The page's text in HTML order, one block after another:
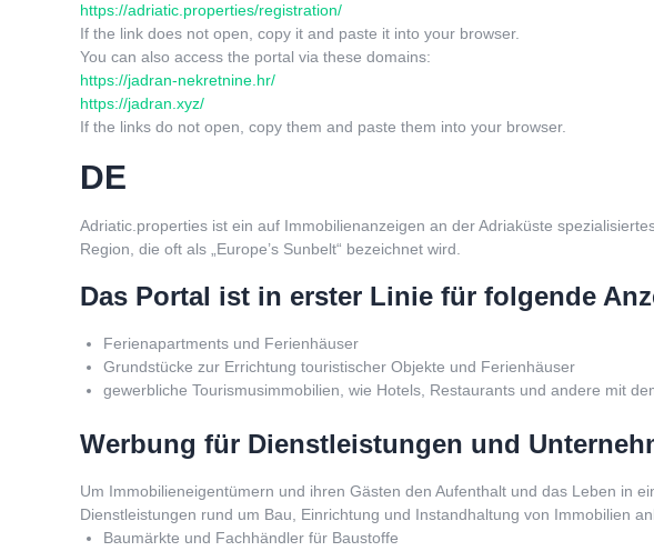
https://adriatic.properties/registration/
If the link does not open, copy it and paste it into your browser.
You can also access the portal via these domains:
https://jadran-nekretnine.hr/
https://jadran.xyz/
If the links do not open, copy them and paste them into your browser.
DE
Adriatic.properties ist ein auf Immobilienanzeigen an der Adriaküste
Region, die oft als „Europe’s Sunbelt“ bezeichnet wird.
Das Portal ist in erster Linie für folgende
Ferienapartments und Ferienhäuser
Grundstücke zur Errichtung touristischer Objekte und Ferienhäuser
gewerbliche Tourismusimmobilien, wie Hotels, Restaurants und andere mit
Werbung für Dienstleistungen und
Um Immobilieneigentümern und ihren Gästen den Aufenthalt und das Leben in
Dienstleistungen rund um Bau, Einrichtung und Instandhaltung von Immobilien
Baumärkte und Fachhändler für Baustoffe